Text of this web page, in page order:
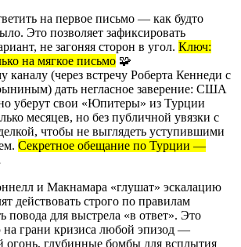
на первое письмо — как будто
Это позволяет зафиксировать
не загоняя сторон в угол. Ключ:
на мягкое письмо 🧩
каналу (через встречу Роберта Кеннеди с
дать негласное заверение: США
уберут свои «Юпитеры» из Турции
месяцев, но без публичной увязки с
чтобы не выглядеть уступившими
Секретное обещание по Турции —
и Макнамара «глушат» эскалацию
действовать строго по правилам
повода для выстрела «в ответ». Это
на грани кризиса любой эпизод —
глубинные бомбы для всплытия